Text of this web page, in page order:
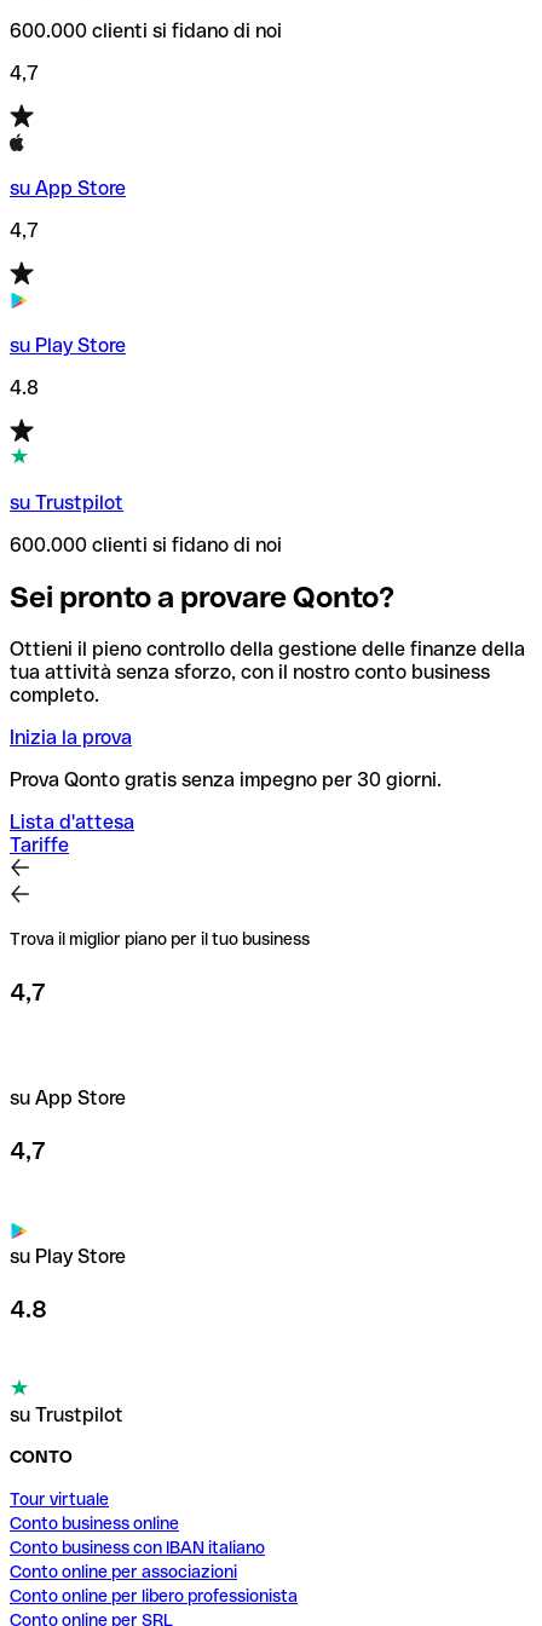
600.000 clienti si fidano di noi
4,7
su App Store
4,7
su Play Store
4.8
su Trustpilot
600.000 clienti si fidano di noi
Sei pronto a provare Qonto?
Ottieni il pieno controllo della gestione delle finanze della
tua attività senza sforzo, con il nostro conto business
completo.
Inizia la prova
Prova Qonto gratis senza impegno per 30 giorni.
Lista d'attesa
Tariffe
Trova il miglior piano per il tuo business
4,7
su App Store
4,7
su Play Store
4.8
su Trustpilot
CONTO
Tour virtuale
Conto business online
Conto business con IBAN italiano
Conto online per associazioni
Conto online per libero professionista
Conto online per SRL